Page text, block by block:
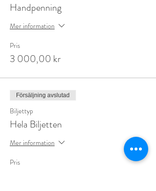
Handpenning
Mer information
Pris
3 000,00 kr
Försäljning avslutad
Biljettyp
Hela Biljetten
Mer information
Pris